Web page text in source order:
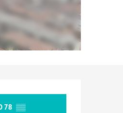
coordonnées
78 ▒▒